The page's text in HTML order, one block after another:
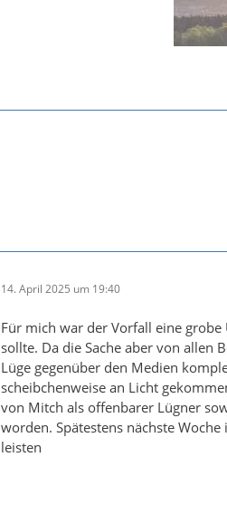
14. April 2025 um 19:40
Für mich war der Vorfall eine
sollte. Da die Sache aber von allen
Lüge gegenüber den Medien
scheibchenweise an Licht
von Mitch als offenbarer Lügner
worden. Spätestens nächste
leisten